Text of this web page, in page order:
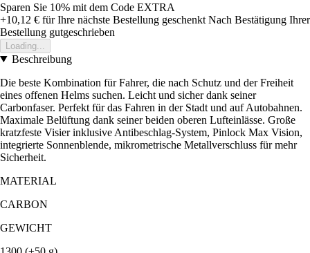
Sparen Sie 10% mit dem Code EXTRA
+10,12 € für Ihre nächste Bestellung geschenkt Nach Bestätigung Ihrer
Bestellung gutgeschrieben
Loading...
Beschreibung
Die beste Kombination für Fahrer, die nach Schutz und der Freiheit
eines offenen Helms suchen. Leicht und sicher dank seiner
Carbonfaser. Perfekt für das Fahren in der Stadt und auf Autobahnen.
Maximale Belüftung dank seiner beiden oberen Lufteinlässe. Große
kratzfeste Visier inklusive Antibeschlag-System, Pinlock Max Vision,
integrierte Sonnenblende, mikrometrische Metallverschluss für mehr
Sicherheit.
MATERIAL
CARBON
GEWICHT